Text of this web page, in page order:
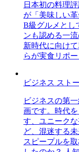
日本初の料理
が「美味しい
B級グルメとし
ンも認める一
新時代に向け
らが実食リポ
ビジネス スト
ビジネスの第
画です。時代
す、ユニーク
ど、混迷する
スピープルを